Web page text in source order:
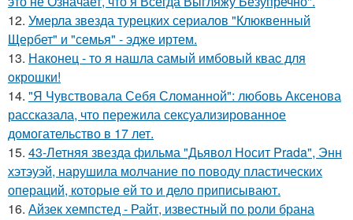
12. Умерла звезда турецких сериалов "Клюквенный
Щербет" и "семья" - эдже иртем.
13. Наконец - то я нашла cамый имбовый кваc для
oкрошки!
14. "Я Чувствовала Себя Сломанной": любовь Аксенова
рассказала, что пережила сексуализированное
домогательство в 17 лет.
15. 43-Летняя звезда фильма "Дьявол Носит Prada", Энн
хэтэуэй, нарушила молчание по поводу пластических
операций, которые ей то и дело приписывают.
16. Айзек хемпстед - Райт, известный по роли брана